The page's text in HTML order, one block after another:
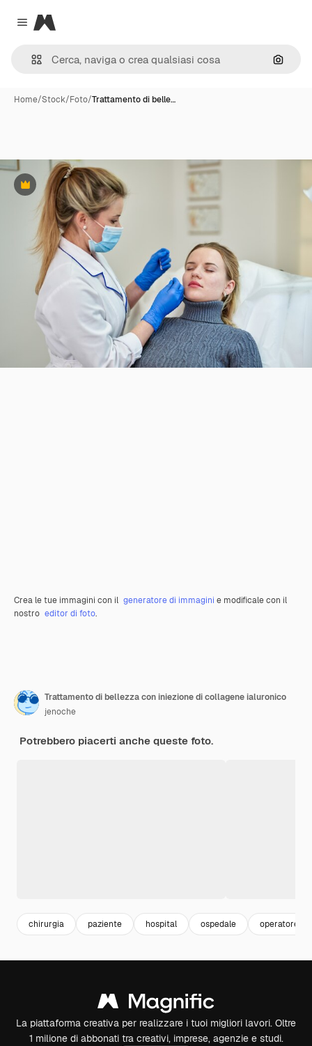
Close menu
Magnific
Cerca
Home/Stock/Foto/Trattamento di belle…
Premium
Crea le tue immagini con il generatore di immagini e modificale con il
nostro editor di foto.
Trattamento di bellezza con iniezione di collagene ialuronico
jenoche
Potrebbero piacerti anche queste foto.
chirurgia paziente hospital ospedale operatore
La piattaforma creativa per realizzare i tuoi migliori lavori. Oltre
1 milione di abbonati tra creativi, imprese, agenzie e studi.